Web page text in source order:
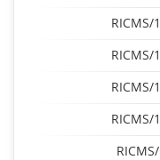
RICMS/
RICMS/
RICMS/
RICMS/